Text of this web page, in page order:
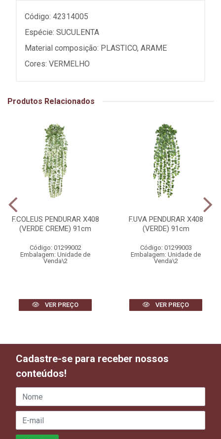
Código: 42314005
Espécie: SUCULENTA
Material composição: PLASTICO, ARAME
Cores: VERMELHO
Produtos Relacionados
F.COLEUS PENDURAR X408
(VERDE CREME) 91cm
Código: 01299002
Embalagem: Unidade de
Venda\2
VER PREÇO
F.UVA PENDURAR X408
(VERDE) 91cm
Código: 01299003
Embalagem: Unidade de
Venda\2
VER PREÇO
Cadastre-se para receber nossos
conteúdos!